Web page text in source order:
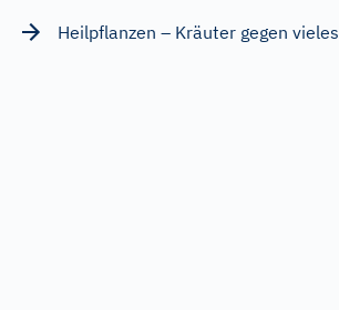
Heilpflanzen – Kräuter gegen vieles